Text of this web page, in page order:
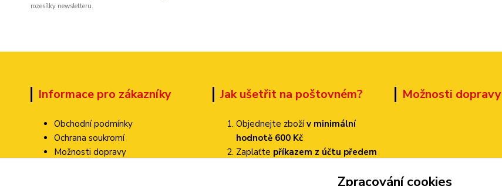
rozesílky newsletteru.
Informace pro zákazníky
Obchodní podmínky
Ochrana soukromí
Možnosti dopravy
Jak ušetřit na poštovném?
Objednejte zbožív minimální
hodnotě 600 Kč
Zaplaťte příkazem z účtu předem
Možnosti dopravy
Zpracování cookies